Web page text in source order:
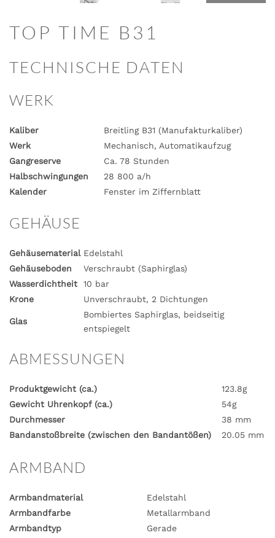
TOP TIME B31
TECHNISCHE DATEN
WERK
Kaliber
Breitling B31 (Manufakturkaliber)
Werk
Mechanisch, Automatikaufzug
Gangreserve
Ca. 78 Stunden
Halbschwingungen
28 800 a/h
Kalender
Fenster im Ziffernblatt
GEHÄUSE
Gehäusematerial Edelstahl
Gehäuseboden
Verschraubt (Saphirglas)
Wasserdichtheit
10 bar
Krone
Unverschraubt, 2 Dichtungen
Glas
Bombiertes Saphirglas, beidseitig
entspiegelt
ABMESSUNGEN
Produktgewicht (ca.)
123.8g
Gewicht Uhrenkopf (ca.)
54g
Durchmesser
38 mm
Bandanstoßbreite (zwischen den Bandantößen)
20.05 mm
ARMBAND
Armbandmaterial
Edelstahl
Armbandfarbe
Metallarmband
Armbandtyp
Gerade